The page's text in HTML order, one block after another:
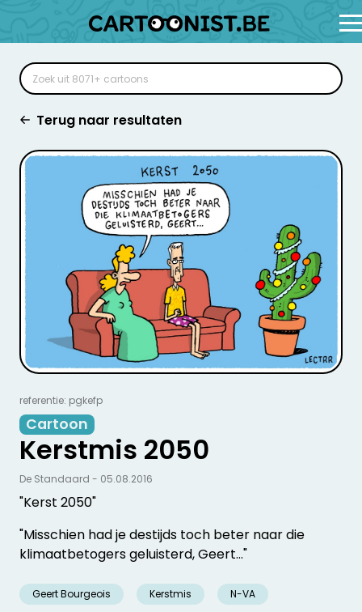
Terug naar resultaten
referentie: pgkefp
Cartoon
Kerstmis 2050
"Kerst 2050"
"Misschien had je destijds toch beter naar die
klimaatbetogers geluisterd, Geert…"
Geert Bourgeois Kerstmis N-VA
De Standaard - 05.08.2016